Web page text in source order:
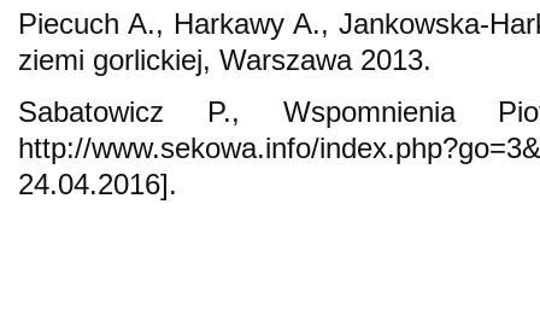
Piecuch A., Harkawy A., Jankowska-
ziemi gorlickiej, Warszawa 2013.
Sabatowicz P., Wspomnienia
http://www.sekowa.info/
24.04.2016].